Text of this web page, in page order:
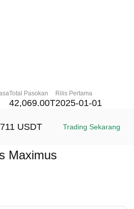
Total Pasokan
42,069.00T
Rilis Pertama
2025-01-01
USDT Trading Sekarang
Maximus